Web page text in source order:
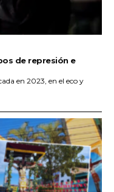
de represión e
en 2023, en el eco y